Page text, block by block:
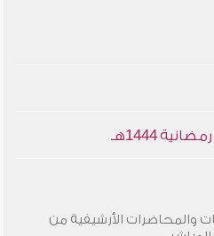
1444هـ
والمحاضرات الأرشيفية من